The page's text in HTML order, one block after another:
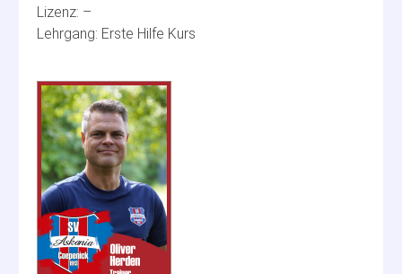
–
Erste Hilfe Kurs